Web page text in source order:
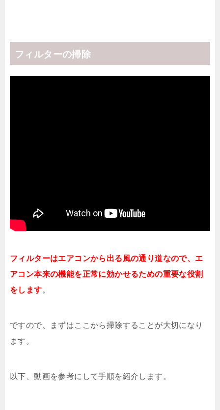
フィルターの掃除
フィルターはエアコンから出る風の通り道なので、エ
アコン本来の機能を正常に効かせるための重要な役割
をします。
ですので、まずはここから掃除することが大切になり
ます。
以下、動画を参考にして手順を紹介します。